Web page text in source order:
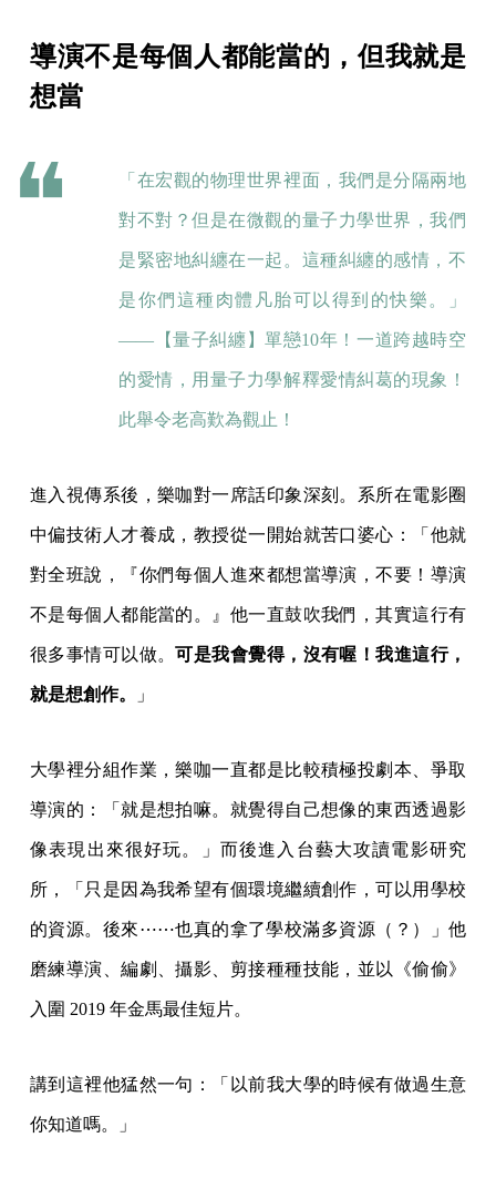
導演不是每個人都能當的，但我就是
想當
「在宏觀的物理世界裡面，我們是分隔兩地
對不對？但是在微觀的量子力學世界，我們
是緊密地糾纏在一起。這種糾纏的感情，不
是你們這種肉體凡胎可以得到的快樂。」
—— 【量子糾纏】單戀10年！一道跨越時空
的愛情，用量子力學解釋愛情糾葛的現象！
此舉令老高歎為觀止！
進入視傳系後，樂咖對一席話印象深刻。系所在電影圈
中偏技術人才養成，教授從一開始就苦口婆心：「他就
對全班說，『你們每個人進來都想當導演，不要！導演
不是每個人都能當的。』他一直鼓吹我們，其實這行有
很多事情可以做。 可是我會覺得，沒有喔！我進這行，
就是想創作。 」
大學裡分組作業，樂咖一直都是比較積極投劇本、爭取
導演的：「就是想拍嘛。就覺得自己想像的東西透過影
像表現出來很好玩。」而後進入台藝大攻讀電影研究
所，「只是因為我希望有個環境繼續創作，可以用學校
的資源。後來⋯⋯也真的拿了學校滿多資源（？）」他
磨練導演、編劇、攝影、剪接種種技能，並以《偷偷》
入圍 2019 年金馬最佳短片。
講到這裡他猛然一句：「以前我大學的時候有做過生意
你知道嗎。」